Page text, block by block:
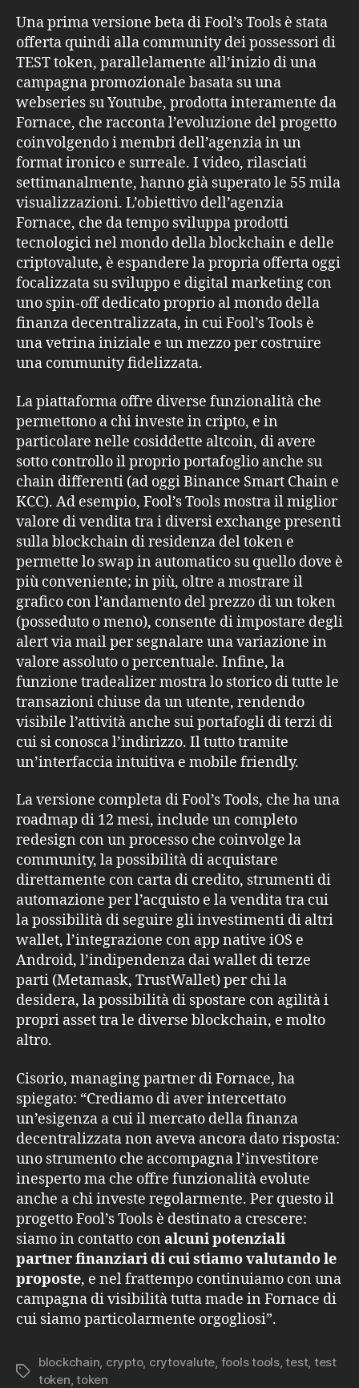
Una prima versione beta di Fool’s Tools è stata
offerta quindi alla community dei possessori di
TEST token, parallelamente all’inizio di una
campagna promozionale basata su una
webseries su Youtube, prodotta interamente da
Fornace, che racconta l’evoluzione del progetto
coinvolgendo i membri dell’agenzia in un
format ironico e surreale. I video, rilasciati
settimanalmente, hanno già superato le 55 mila
visualizzazioni. L’obiettivo dell’agenzia
Fornace, che da tempo sviluppa prodotti
tecnologici nel mondo della blockchain e delle
criptovalute, è espandere la propria offerta oggi
focalizzata su sviluppo e digital marketing con
uno spin-off dedicato proprio al mondo della
finanza decentralizzata, in cui Fool’s Tools è
una vetrina iniziale e un mezzo per costruire
una community fidelizzata.
La piattaforma offre diverse funzionalità che
permettono a chi investe in cripto, e in
particolare nelle cosiddette altcoin, di avere
sotto controllo il proprio portafoglio anche su
chain differenti (ad oggi Binance Smart Chain e
KCC). Ad esempio, Fool’s Tools mostra il miglior
valore di vendita tra i diversi exchange presenti
sulla blockchain di residenza del token e
permette lo swap in automatico su quello dove è
più conveniente; in più, oltre a mostrare il
grafico con l’andamento del prezzo di un token
(posseduto o meno), consente di impostare degli
alert via mail per segnalare una variazione in
valore assoluto o percentuale. Infine, la
funzione tradealizer mostra lo storico di tutte le
transazioni chiuse da un utente, rendendo
visibile l’attività anche sui portafogli di terzi di
cui si conosca l’indirizzo. Il tutto tramite
un’interfaccia intuitiva e mobile friendly.
La versione completa di Fool’s Tools, che ha una
roadmap di 12 mesi, include un completo
redesign con un processo che coinvolge la
community, la possibilità di acquistare
direttamente con carta di credito, strumenti di
automazione per l’acquisto e la vendita tra cui
la possibilità di seguire gli investimenti di altri
wallet, l’integrazione con app native iOS e
Android, l’indipendenza dai wallet di terze
parti (Metamask, TrustWallet) per chi la
desidera, la possibilità di spostare con agilità i
propri asset tra le diverse blockchain, e molto
altro.
Cisorio, managing partner di Fornace, ha
spiegato: “Crediamo di aver intercettato
un’esigenza a cui il mercato della finanza
decentralizzata non aveva ancora dato risposta:
uno strumento che accompagna l’investitore
inesperto ma che offre funzionalità evolute
anche a chi investe regolarmente. Per questo il
progetto Fool’s Tools è destinato a crescere:
siamo in contatto con alcuni potenziali
partner finanziari di cui stiamo valutando le
proposte, e nel frattempo continuiamo con una
campagna di visibilità tutta made in Fornace di
cui siamo particolarmente orgogliosi”.
Tag
blockchain crypto, crytovalute fools tools, test, test
token token